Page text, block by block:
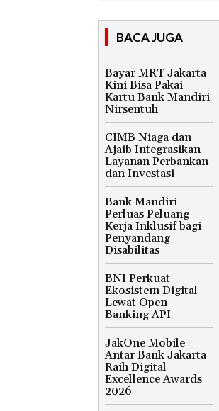
BACA JUGA
Bayar MRT Jakarta
Kini Bisa Pakai
Kartu Bank Mandiri
Nirsentuh
CIMB Niaga dan
Ajaib Integrasikan
Layanan Perbankan
dan Investasi
Bank Mandiri
Perluas Peluang
Kerja Inklusif bagi
Penyandang
Disabilitas
BNI Perkuat
Ekosistem Digital
Lewat Open
Banking API
JakOne Mobile
Antar Bank Jakarta
Raih Digital
Excellence Awards
2026